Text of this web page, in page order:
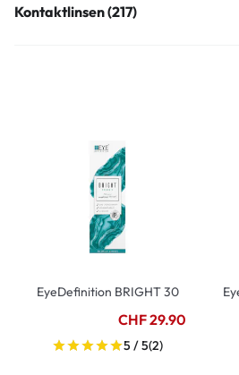
Kontaktlinsen (217)
EyeDefinition BRIGHT 30
CHF 29.90
5 / 5(2)